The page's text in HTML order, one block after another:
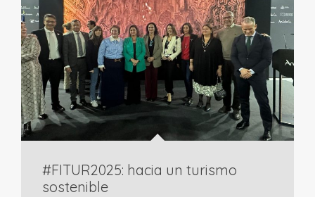
#FITUR2025: hacia un turismo
sostenible